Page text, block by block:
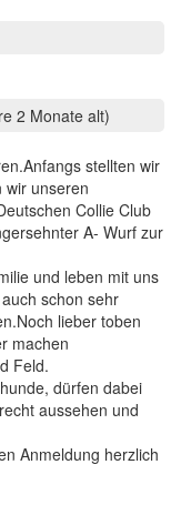
2 Monate alt)
stellten wir
wir unseren
Collie Club
A- Wurf zur
und leben mit uns
schon sehr
lieber toben
machen
Feld.
dürfen dabei
aussehen und
Anmeldung herzlich